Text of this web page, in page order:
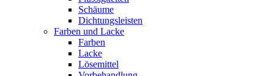
Schäume
Dichtungsleisten
Farben und Lacke
Farben
Lacke
Lösemittel